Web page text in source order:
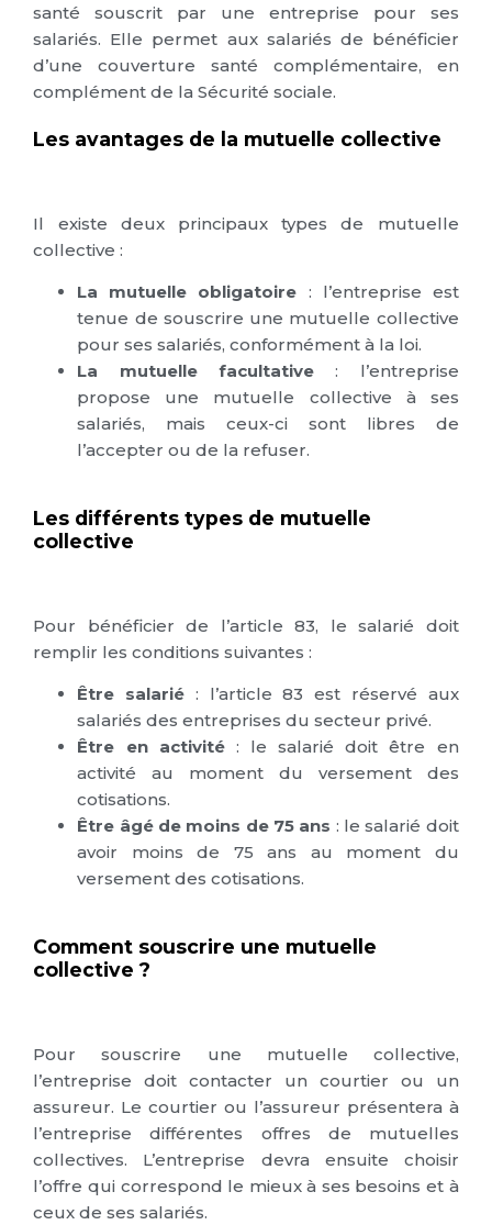
santé souscrit par une entreprise pour ses
salariés. Elle permet aux salariés de bénéficier
d’une couverture santé complémentaire, en
complément de la Sécurité sociale.
Les avantages de la mutuelle collective
Il existe deux principaux types de mutuelle
collective :
La mutuelle obligatoire : l’entreprise est
tenue de souscrire une mutuelle collective
pour ses salariés, conformément à la loi.
La mutuelle facultative : l’entreprise
propose une mutuelle collective à ses
salariés, mais ceux-ci sont libres de
l’accepter ou de la refuser.
Les différents types de mutuelle
collective
Pour bénéficier de l’article 83, le salarié doit
remplir les conditions suivantes :
Être salarié : l’article 83 est réservé aux
salariés des entreprises du secteur privé.
Être en activité: le salarié doit être en
activité au moment du versement des
cotisations.
Être âgé de moins de 75 ans : le salarié doit
avoir moins de 75 ans au moment du
versement des cotisations.
Comment souscrire une mutuelle
collective ?
Pour souscrire une mutuelle collective,
l’entreprise doit contacter un courtier ou un
assureur. Le courtier ou l’assureur présentera à
l’entreprise différentes offres de mutuelles
collectives. L’entreprise devra ensuite choisir
l’offre qui correspond le mieux à ses besoins et à
ceux de ses salariés.